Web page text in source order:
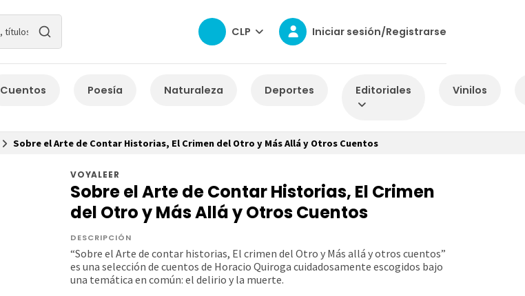
CLP Iniciar sesión/Registrarse
Cuentos Poesía Naturaleza Deportes Editoriales Vinilos
Sobre el Arte de Contar Historias, El Crimen del Otro y Más Allá y Otros Cuentos
VOYALEER
Sobre el Arte de Contar Historias, El Crimen
del Otro y Más Allá y Otros Cuentos
DESCRIPCIÓN
“Sobre el Arte de contar historias, El crimen del Otro y Más allá y otros cuentos”
es una selección de cuentos de Horacio Quiroga cuidadosamente escogidos bajo
una temática en común: el delirio y la muerte.